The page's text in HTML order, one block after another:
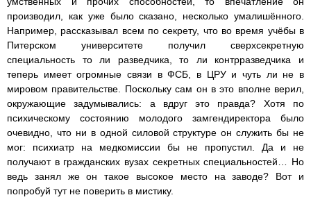
производил, как уже было сказано, несколько умалишённого.
Например, рассказывал всем по секрету, что во время учёбы в
Питерском университете получил сверхсекретную
специальность то ли разведчика, то ли контрразведчика и
теперь имеет огромные связи в ФСБ, в ЦРУ и чуть ли не в
мировом правительстве. Поскольку сам он в это вполне верил,
окружающие задумывались: а вдруг это правда? Хотя по
психическому состоянию молодого замгендиректора было
очевидно, что ни в одной силовой структуре он служить бы не
мог: психиатр на медкомиссии бы не пропустил. Да и не
получают в гражданских вузах секретных специальностей… Но
ведь занял же он такое высокое место на заводе? Вот и
попробуй тут не поверить в мистику.